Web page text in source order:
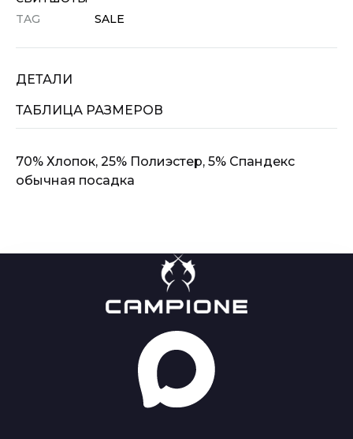
TAG
SALE
ДЕТАЛИ
ТАБЛИЦА РАЗМЕРОВ
70% Хлопок, 25% Полиэстер, 5% Спандекс
обычная посадка